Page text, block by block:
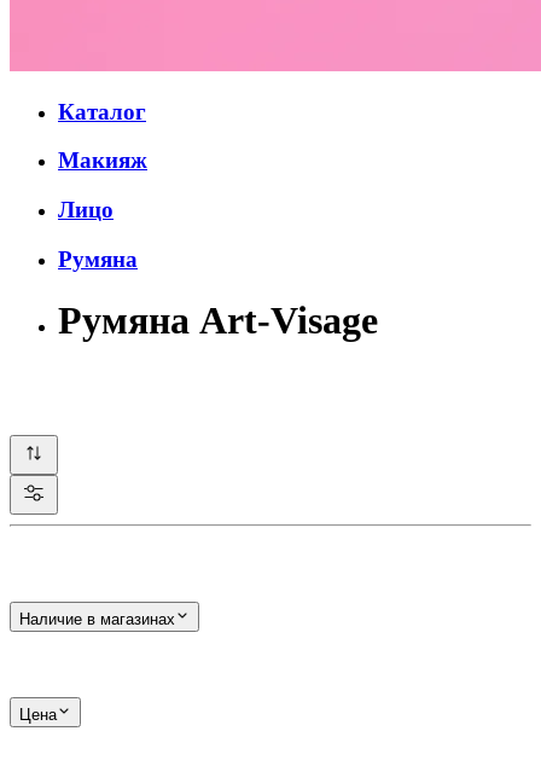
Каталог
Макияж
Лицо
Румяна
Румяна Art-Visage
Наличие в магазинах
Цена